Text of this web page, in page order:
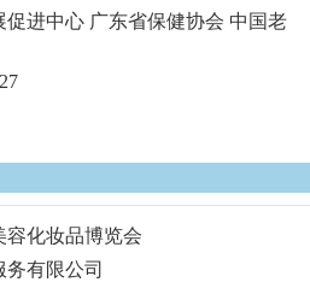
进中心 广东省保健协会 中国老
容化妆品博览会
有限公司